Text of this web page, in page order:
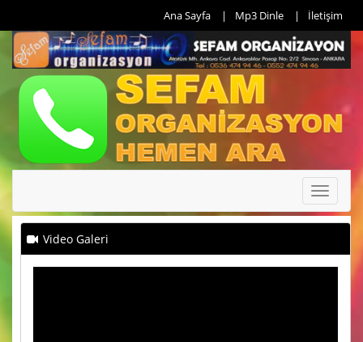
Ana Sayfa Mp3 Dinle İletişim
Toggle
Video Galeri